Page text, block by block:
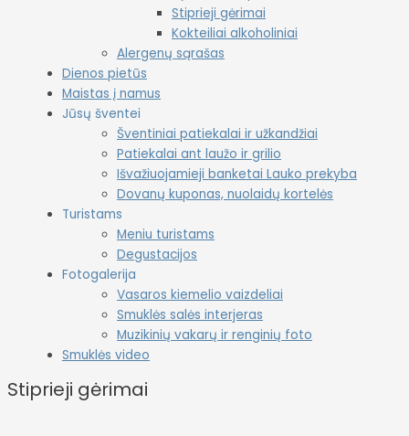
Stiprieji gėrimai
Kokteiliai alkoholiniai
Alergenų sąrašas
Dienos pietūs
Maistas į namus
Jūsų šventei
Šventiniai patiekalai ir užkandžiai
Patiekalai ant laužo ir grilio
Išvažiuojamieji banketai Lauko prekyba
Dovanų kuponas, nuolaidų kortelės
Turistams
Meniu turistams
Degustacijos
Fotogalerija
Vasaros kiemelio vaizdeliai
Smuklės salės interjeras
Muzikinių vakarų ir renginių foto
Smuklės video
Stiprieji gėrimai